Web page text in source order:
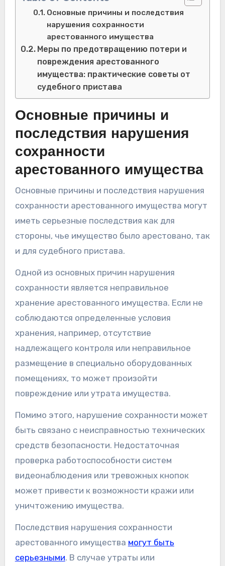
Основные причины и последствия
нарушения сохранности
арестованного имущества
Меры по предотвращению потери и
повреждения арестованного
имущества: практические советы от
судебного пристава
Основные причины и
последствия нарушения
сохранности
арестованного имущества
Основные причины и последствия нарушения
сохранности арестованного имущества могут
иметь серьезные последствия как для
стороны, чье имущество было арестовано, так
и для судебного пристава.
Одной из основных причин нарушения
сохранности является неправильное
хранение арестованного имущества. Если не
соблюдаются определенные условия
хранения, например, отсутствие
надлежащего контроля или неправильное
размещение в специально оборудованных
помещениях, то может произойти
повреждение или утрата имущества.
Помимо этого, нарушение сохранности может
быть связано с неисправностью технических
средств безопасности. Недостаточная
проверка работоспособности систем
видеонаблюдения или тревожных кнопок
может привести к возможности кражи или
уничтожению имущества.
Последствия нарушения сохранности
арестованного имущества могут быть
серьезными. В случае утраты или